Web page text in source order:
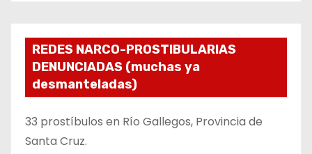
REDES NARCO-PROSTIBULARIAS
DENUNCIADAS (muchas ya
desmanteladas)
33 prostíbulos en Río Gallegos, Provincia de
Santa Cruz.